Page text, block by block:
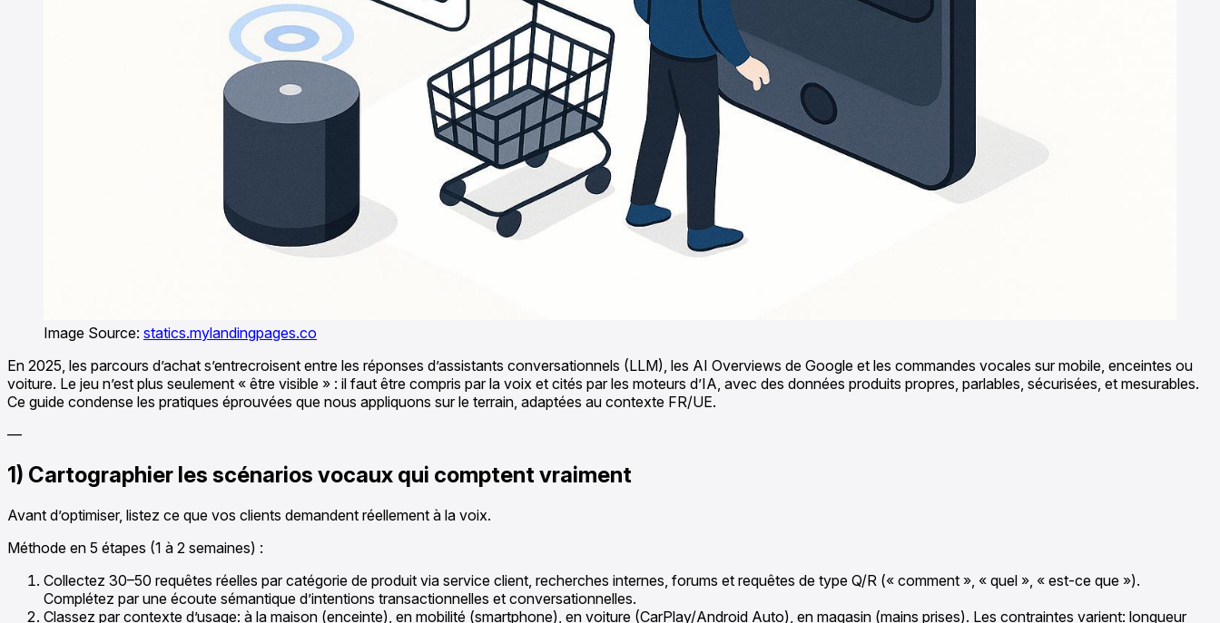
Image Source: statics.mylandingpages.co
En 2025, les parcours d’achat s’entrecroisent entre les réponses d’assistants conversationnels (LLM), les AI Overviews de Google et les commandes vocales sur mobile, enceintes ou
voiture. Le jeu n’est plus seulement « être visible » : il faut être compris par la voix et cités par les moteurs d’IA, avec des données produits propres, parlables, sécurisées, et mesurables.
Ce guide condense les pratiques éprouvées que nous appliquons sur le terrain, adaptées au contexte FR/UE.
—
1) Cartographier les scénarios vocaux qui comptent vraiment
Avant d’optimiser, listez ce que vos clients demandent réellement à la voix.
Méthode en 5 étapes (1 à 2 semaines) :
Collectez 30–50 requêtes réelles par catégorie de produit via service client, recherches internes, forums et requêtes de type Q/R (« comment », « quel », « est-ce que »).
Complétez par une écoute sémantique d’intentions transactionnelles et conversationnelles.
Classez par contexte d’usage: à la maison (enceinte), en mobilité (smartphone), en voiture (CarPlay/Android Auto), en magasin (mains prises). Les contraintes varient: longueur